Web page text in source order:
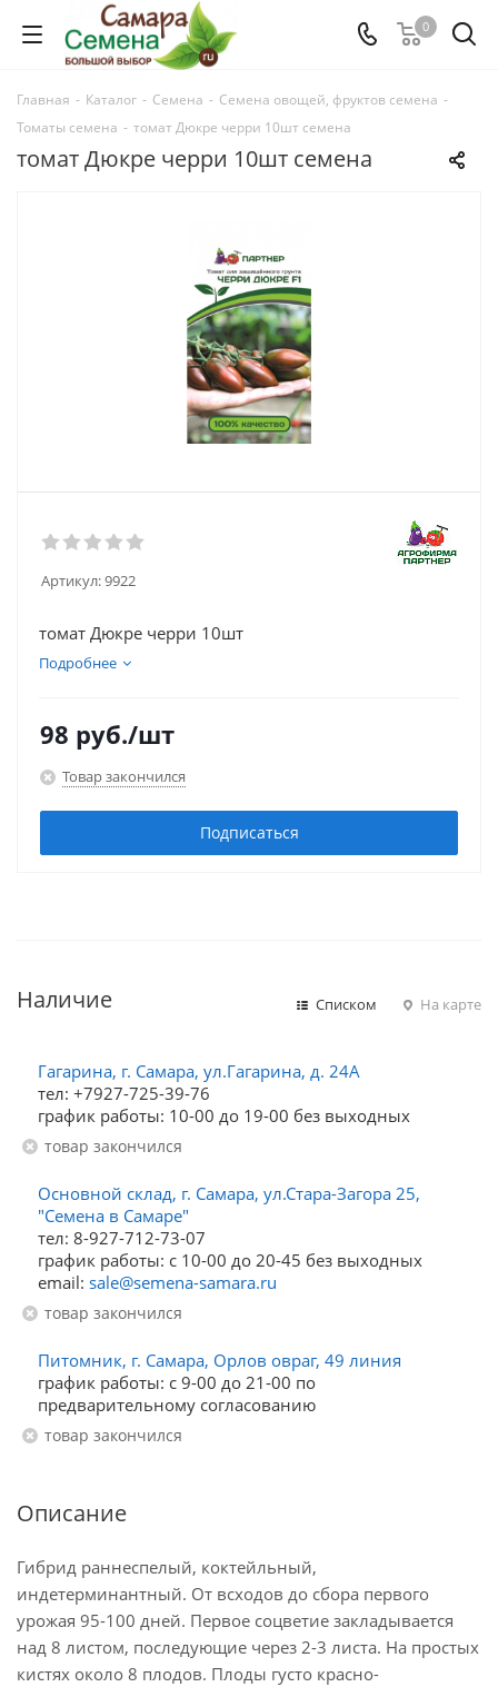
0
Главная - Каталог - Семена - Семена овощей, фруктов семена -
Томаты семена - томат Дюкре черри 10шт семена
томат Дюкре черри 10шт семена
Артикул:9922
томат Дюкре черри 10шт
Подробнее
98 руб./шт
Товар закончился
Подписаться
Наличие Списком На карте
Гагарина, г. Самара, ул.Гагарина, д. 24А
тел: +7927-725-39-76
график работы: 10-00 до 19-00 без выходных
Товар закончился
Основной склад, г. Самара, ул.Стара-Загора 25,
"Семена в Самаре"
тел: 8-927-712-73-07
график работы: с 10-00 до 20-45 без выходных
email: sale@semena-samara.ru
Товар закончился
Питомник, г. Самара, Орлов овраг, 49 линия
график работы: с 9-00 до 21-00 по
предварительному согласованию
Товар закончился
Описание
Гибрид раннеспелый, коктейльный,
индетерминантный. От всходов до сбора первого
урожая 95-100 дней. Первое соцветие закладывается
над 8 листом, последующие через 2-3 листа. На простых
кистях около 8 плодов. Плоды густо красно-